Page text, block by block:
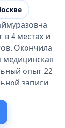
в 4 местах и
Окончила
медицинская
опыт 22
записи.